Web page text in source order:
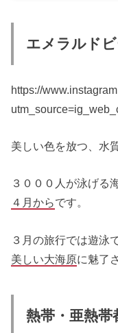
エメラルド
https://
美しい色を放つ、水
３０００人が泳げる
４月からです。
３月の旅行では遊泳
美しい大海原に魅了
熱帯・亜熱帯